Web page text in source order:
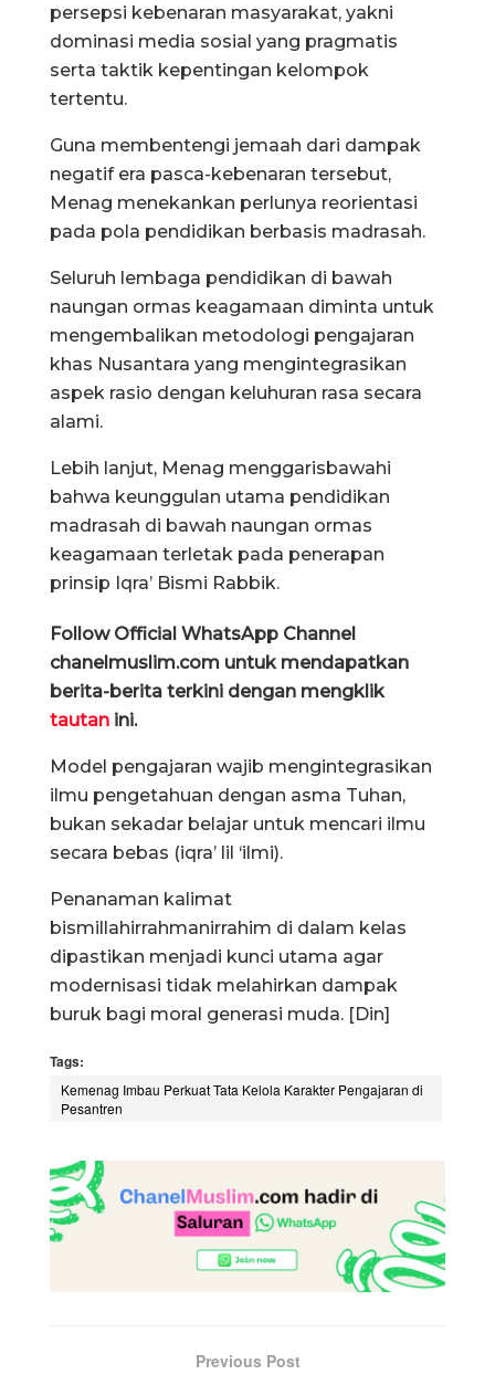
persepsi kebenaran masyarakat, yakni
dominasi media sosial yang pragmatis
serta taktik kepentingan kelompok
tertentu.
Guna membentengi jemaah dari dampak
negatif era pasca-kebenaran tersebut,
Menag menekankan perlunya reorientasi
pada pola pendidikan berbasis madrasah.
Seluruh lembaga pendidikan di bawah
naungan ormas keagamaan diminta untuk
mengembalikan metodologi pengajaran
khas Nusantara yang mengintegrasikan
aspek rasio dengan keluhuran rasa secara
alami.
Lebih lanjut, Menag menggarisbawahi
bahwa keunggulan utama pendidikan
madrasah di bawah naungan ormas
keagamaan terletak pada penerapan
prinsip Iqra’ Bismi Rabbik.
Follow Official WhatsApp Channel
chanelmuslim.com untuk mendapatkan
berita-berita terkini dengan mengklik
tautan ini.
Model pengajaran wajib mengintegrasikan
ilmu pengetahuan dengan asma Tuhan,
bukan sekadar belajar untuk mencari ilmu
secara bebas (iqra’ lil ‘ilmi).
Penanaman kalimat
bismillahirrahmanirrahim di dalam kelas
dipastikan menjadi kunci utama agar
modernisasi tidak melahirkan dampak
buruk bagi moral generasi muda. [Din]
Tags:
Kemenag Imbau Perkuat Tata Kelola Karakter Pengajaran di
Pesantren
Previous Post